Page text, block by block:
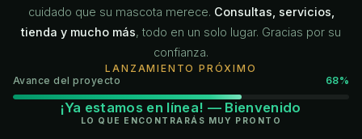
cuidado que su mascota merece. Consultas, servicios,
tienda y mucho más, todo en un solo lugar. Gracias por su
confianza.
LANZAMIENTO PRÓXIMO
Avance del proyecto
68%
¡Ya estamos en línea! — Bienvenido
LO QUE ENCONTRARÁS MUY PRONTO